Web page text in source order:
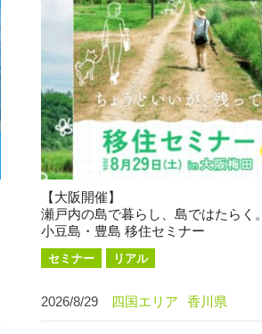
【大阪開催】
瀬戸内の島で暮らし、島ではたらく。
小豆島・豊島 移住セミナー
セミナー リアル
2026/8/29 四国エリア 香川県